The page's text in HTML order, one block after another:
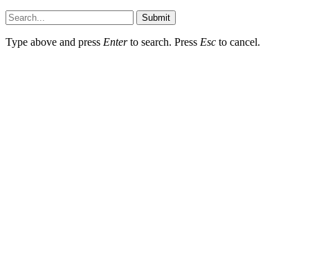
Submit
Type above and press Enterto search. Press Esc to cancel.